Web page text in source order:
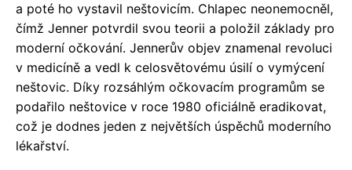
a poté ho vystavil neštovicím. Chlapec neonemocněl,
čímž Jenner potvrdil svou teorii a položil základy pro
moderní očkování. Jennerův objev znamenal revoluci
v medicíně a vedl k celosvětovému úsilí o vymýcení
neštovic. Díky rozsáhlým očkovacím programům se
podařilo neštovice v roce 1980 oficiálně eradikovat,
což je dodnes jeden z největších úspěchů moderního
lékařství.